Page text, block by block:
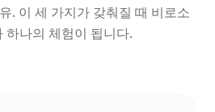
. 이 세 가지가 갖춰질 때 비로소
하나의 체험이 됩니다.